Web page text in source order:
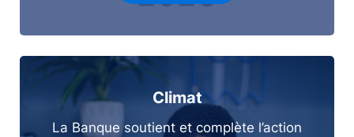
Climat
La Banque soutient et complète l’action